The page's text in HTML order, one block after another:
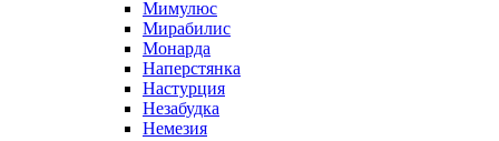
Мимулюс
Мирабилис
Монарда
Наперстянка
Настурция
Незабудка
Немезия